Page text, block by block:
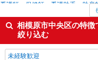
看護師・保健師・看護助手・助産
製造・組立・加工1,650円
家電・携帯販売1,618円
中型（2t・4t）ドライバー
相模原市中央区の他の職種の平均
相模原市中央区の特
絞り込む
未経験歓迎